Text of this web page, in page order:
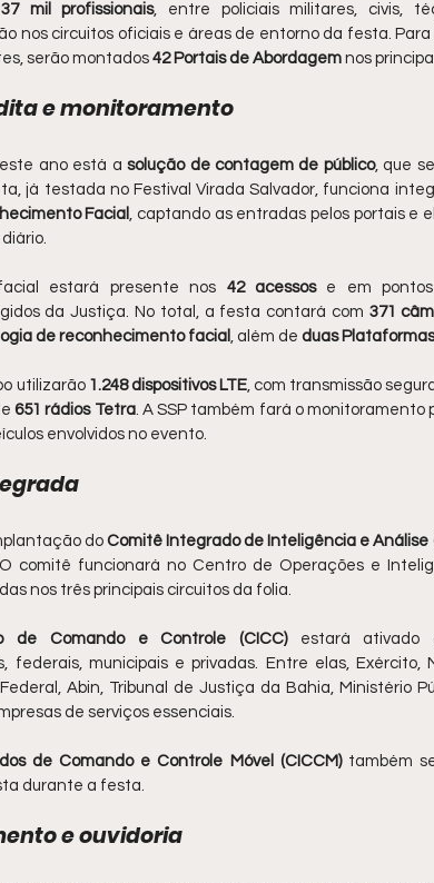
37 mil profissionais, entre policiais militares, civis,
nos circuitos oficiais e áreas de entorno da festa.
serão montados 42 Portais de Abordagem nos
e monitoramento
ano está a solução de contagem de público, que
já testada no Festival Virada Salvador, funciona
Facial, captando as entradas pelos portais e
estará presente nos 42 acessos e em pontos
da Justiça. No total, a festa contará com 371
de reconhecimento facial , além de duas
utilizarão 1.248 dispositivos LTE, com transmissão
651 rádios Tetra. A SSP também fará o monitoramento
envolvidos no evento.
do Comitê Integrado de Inteligência e Análise
comitê funcionará no Centro de Operações e
nos três principais circuitos da folia.
de Comando e Controle (CICC) estará ativado
federais, municipais e privadas. Entre elas, Exército,
Abin, Tribunal de Justiça da Bahia, Ministério
de serviços essenciais.
de Comando e Controle Móvel (CICCM) também
durante a festa.
e ouvidoria